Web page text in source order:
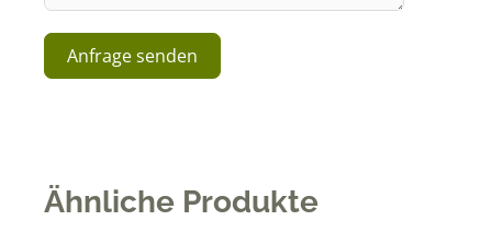
Anfrage senden
e
r
Ähnliche Produkte